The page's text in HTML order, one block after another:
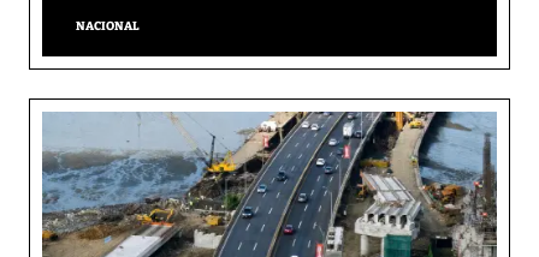
NACIONAL